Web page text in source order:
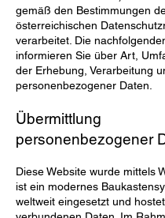
gemäß den Bestimmungen
österreichischen
verarbeitet. Die
informieren Sie über Art,
der Erhebung, Verarbeitung
personenbezogener Daten.
Übermittlung
personenbezogener
Diese Website wurde mittels
ist ein modernes
weltweit eingesetzt und